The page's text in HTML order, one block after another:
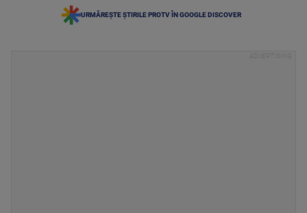
URMĂREȘTE ȘTIRILE PROTV ÎN GOOGLE DISCOVER